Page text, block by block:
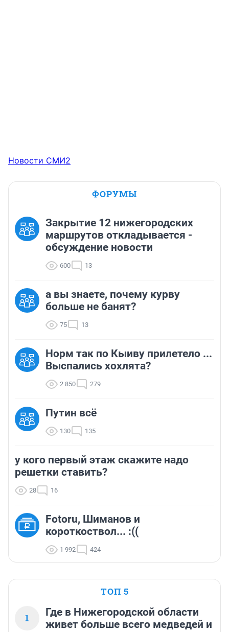
Новости СМИ2
ФОРУМЫ
Закрытие 12 нижегородских
маршрутов откладывается -
обсуждение новости
600 13
а вы знаете, почему курву
больше не банят?
75 13
Норм так по Кыиву прилетело ...
Выспались хохлята?
2 850 279
Путин всё
130 135
у кого первый этаж скажите надо
решетки ставить?
28 16
Fotoru, Шиманов и
короткоствол... :((
1 992 424
ТОП 5
1
Где в Нижегородской области
живет больше всего медведей и